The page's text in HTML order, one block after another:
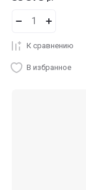
К сравнению
В избранное